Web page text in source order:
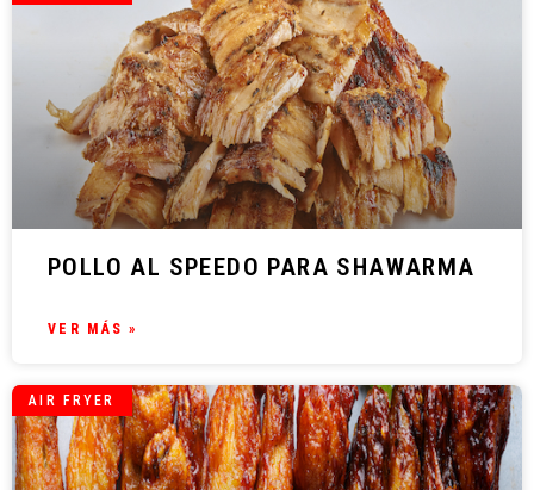
POLLO AL SPEEDO PARA SHAWARMA
VER MÁS »
AIR FRYER